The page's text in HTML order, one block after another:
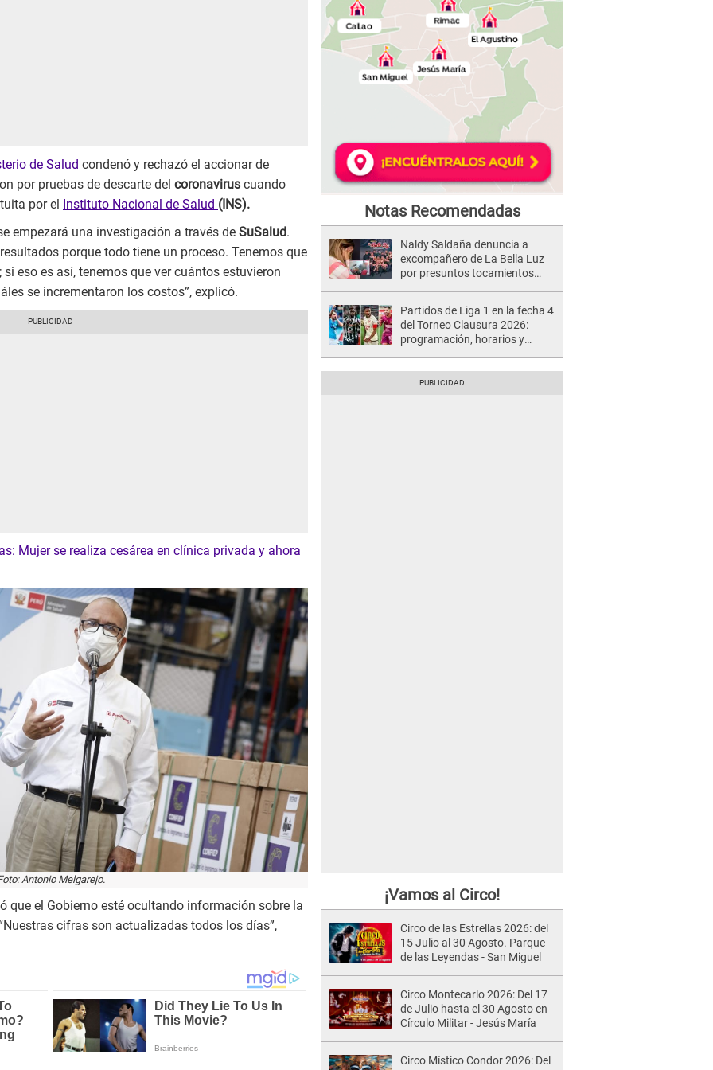
de Salud condenó y rechazó el accionar de
por pruebas de descarte del coronavirus cuando
por el
Instituto Nacional de Salud (INS).
empezará una investigación a través de SuSalud.
porque todo tiene un proceso. Tenemos que
eso es así, tenemos que ver cuántos estuvieron
se incrementaron los costos”, explicó.
Mujer se realiza cesárea en clínica privada y ahora
Antonio Melgarejo.
que el Gobierno esté ocultando información sobre la
cifras son actualizadas todos los días”,
Notas Recomendadas
Naldy Saldaña denuncia a
excompañero de La Bella Luz
por presuntos tocamientos
Partidos de Liga 1 en la fecha 4
del Torneo Clausura 2026:
programación, horarios y
¡Vamos al Circo!
Circo de las Estrellas 2026: del
15 Julio al 30 Agosto. Parque
de las Leyendas - San Miguel
Circo Montecarlo 2026: Del 17
de Julio hasta el 30 Agosto en
Círculo Militar - Jesús María
Circo Místico Condor 2026: Del